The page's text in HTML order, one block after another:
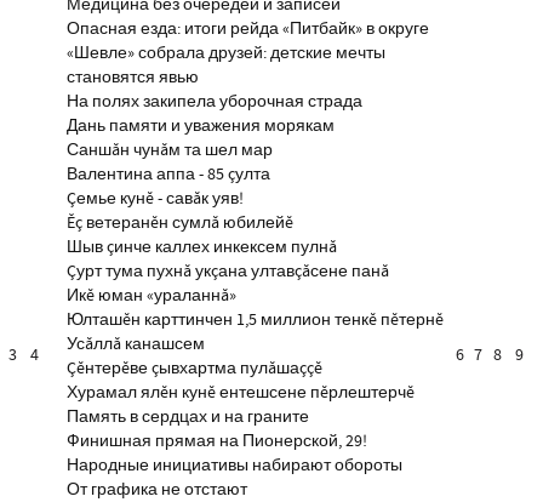
3 4
Медицина без очередей и записей
Опасная езда: итоги рейда «Питбайк» в округе
«Шевле» собрала друзей: детские мечты
становятся явью
На полях закипела уборочная страда
Дань памяти и уважения морякам
Саншăн чунăм та шел мар
Валентина аппа - 85 çулта
Çемье кунĕ - савăк уяв!
Ĕç ветеранĕн сумлă юбилейĕ
Шыв çинче каллех инкексем пулнă
Çурт тума пухнă укçана ултавçăсене панă
Икĕ юман «ураланнă»
Юлташĕн карттинчен 1,5 миллион тенкĕ пĕтернĕ
Усăллă канашсем
Çĕнтерĕве çывхартма пулăшаççĕ
Хурамал ялĕн кунĕ ентешсене пĕрлештерчĕ
Память в сердцах и на граните
Финишная прямая на Пионерской, 29!
Народные инициативы набирают обороты
От графика не отстают
6 7 8 9